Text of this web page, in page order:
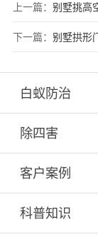
上一篇： 别墅挑高
下一篇： 别墅拱形
白蚁防治
除四害
客户案例
科普知识